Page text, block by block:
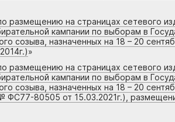
размещению на страницах сетевого
кампании по выборам в
созыва, назначенных на 18 – 20
»
размещению на страницах сетевого
кампании по выборам в
созыва, назначенных на 18 – 20
ФС77-80505 от 15.03.2021г.),